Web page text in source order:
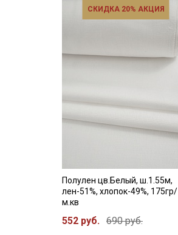
СКИДКА 20% АКЦИЯ
Полулен цв.Белый, ш.1.55м,
лен-51%, хлопок-49%, 175гр/
м.кв
552 руб. 690 руб.